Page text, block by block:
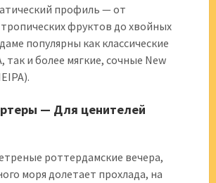
профиль — от
фруктов до хвойных
популярны как классические
так и более мягкие, сочные New
— Для ценителей
роттердамские вечера,
моря долетает прохлада, на